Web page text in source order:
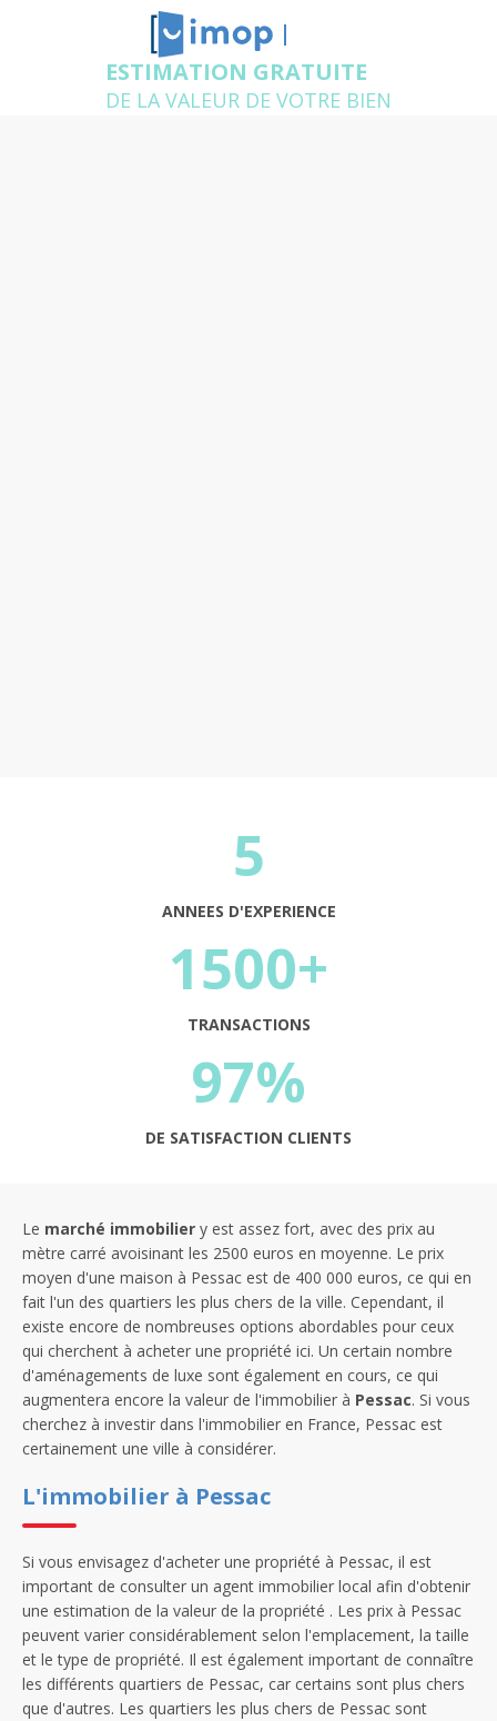
ESTIMATION GRATUITE
DE LA VALEUR DE VOTRE BIEN
5
ANNEES D'EXPERIENCE
1500+
TRANSACTIONS
97%
DE SATISFACTION CLIENTS
Le marché immobilier y est assez fort, avec des prix au
mètre carré avoisinant les 2500 euros en moyenne. Le prix
moyen d'une maison à Pessac est de 400 000 euros, ce qui en
fait l'un des quartiers les plus chers de la ville. Cependant, il
existe encore de nombreuses options abordables pour ceux
qui cherchent à acheter une propriété ici. Un certain nombre
d'aménagements de luxe sont également en cours, ce qui
augmentera encore la valeur de l'immobilier à Pessac. Si vous
cherchez à investir dans l'immobilier en France, Pessac est
certainement une ville à considérer.
L'immobilier à Pessac
Si vous envisagez d'acheter une propriété à Pessac, il est
important de consulter un agent immobilier local afin d'obtenir
une estimation de la valeur de la propriété . Les prix à Pessac
peuvent varier considérablement selon l'emplacement, la taille
et le type de propriété. Il est également important de connaître
les différents quartiers de Pessac, car certains sont plus chers
que d'autres. Les quartiers les plus chers de Pessac sont